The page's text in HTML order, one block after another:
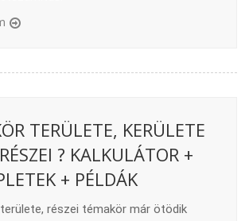
TERÜLETE, KERÜLETE
? KALKULÁTOR +
+ PÉLDÁK
részei témakör már ötödik